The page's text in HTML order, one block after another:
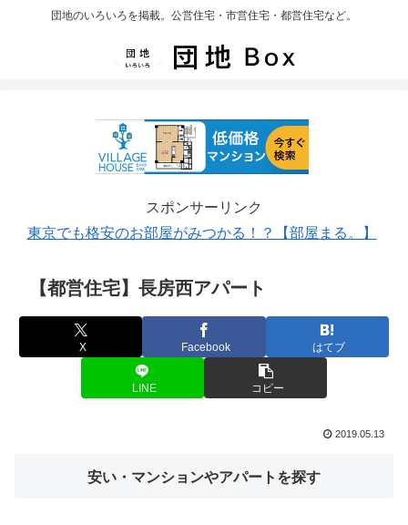
団地のいろいろを掲載。公営住宅・市営住宅・都営住宅など。
スポンサーリンク
東京でも格安のお部屋がみつかる！？【部屋まる。】
【都営住宅】長房西アパート
X Facebook はてブ
LINE コピー
2019.05.13
安い・マンションやアパートを探す